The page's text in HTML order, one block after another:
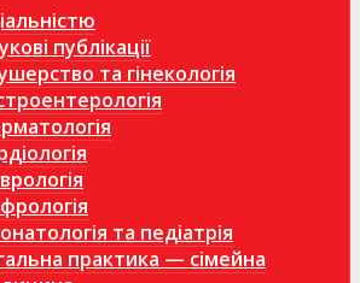
публікації
та гінекологія
та педіатрія
практика — сімейна